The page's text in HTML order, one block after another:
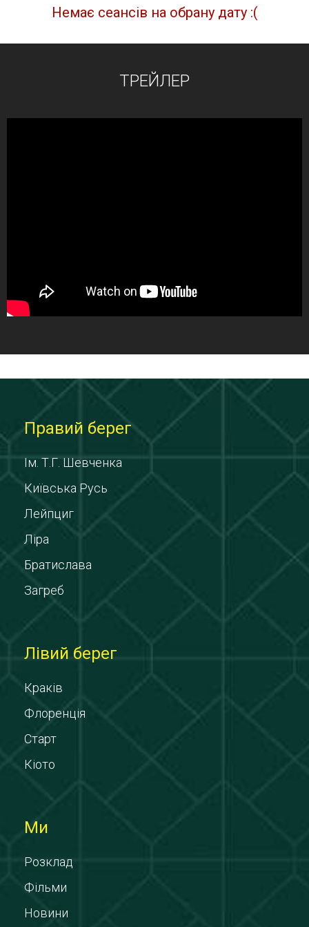
Немає сеансів на обрану дату :(
ТРЕЙЛЕР
Правий берег
Ім. Т.Г. Шевченка
Київська Русь
Лейпциг
Ліра
Братислава
Загреб
Лівий берег
Краків
Флоренція
Старт
Кіото
Ми
Розклад
Фільми
Новини